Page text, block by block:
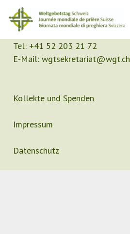
Kontakt
Sekretariat
Tel: +41 52 203 21 72
E-Mail: wgtsekretariat@wgt.ch
Kollekte und Spenden
Impressum
Datenschutz